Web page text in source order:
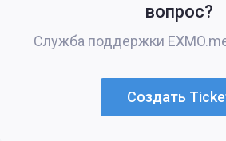
вопрос?
Служба поддержки
Создать